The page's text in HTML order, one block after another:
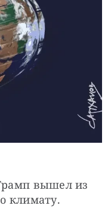
вышел из
климату.